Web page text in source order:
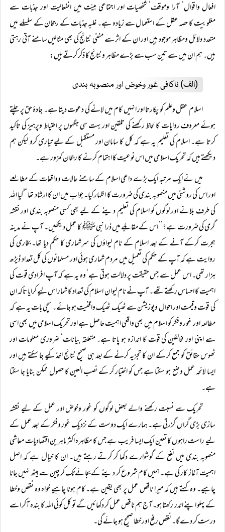
افعال واقوال‘ آرا وموقف‘ شخصیات اور اجتماعی ہیئت میں انفعالیت اور جذبات سے
مغلوبیت کا حصہ عقل کے استعمال سے زیادہ ہے۔ غلبہ جذبات کے رجحان کے سلسلے میں
متعدد دلائل ومظاہر موجود ہیں اور ان کے اثر سے منفی نتائج کی بھی مثالیں سامنے آتی رہتی
ہیں۔ ہم ان میں سے تین سب سے بڑے مظاہر ونتائج کا ذکر کرتے ہیں:
(الف) ناکافی غور وخوض اور منصوبہ بندی
اسلام عقل وعلم کو پکارتا اور انہیں کام میں لانے کی دعوت دیتا ہے۔ جادۂ حق پر چلتے
ہوئے معروف روایات کا لحاظ رکھنے کی تلقین اور بہت سی جگہوں پر احتیاط وپرہیز کی تاکید
کرتا ہے۔ اسلام کی تعلیم یہ ہے کہ کل کا سامان اور مستقبل کے لیے تیاری کرو لیکن ہم
دیکھتے ہیں کہ تحریک اسلامی میں اس نوعیت کا اہتمام کرنے کا رجحان کمزور ہے۔
میں نے ایک مرتبہ ایک بڑے داعی اسلام کے سامنے حالات وواقعات کے مطالعے
اور اس کی روشنی میں منصوبہ بندی کی ضرورت کا اظہار کیا۔ جواب میں ان کا ارشاد تھا ’’کیا اللہ
کی طرف بلانے اور لوگوں کو اسلام کی تعلیم دینے کے لیے بھی کسی منصوبہ بندی اور نقشہ
گری کی ضرورت ہے؟‘‘ اس کے مقابلے میں ذرا نبی ﷺ کا عمل دیکھیں۔ آپ نے مدینہ
ہجرت کرکے آنے کے بعد اسلام کے نام لیواؤں کی سرشماری کا حکم دیا تھا۔ بخاری کی
روایت ہے کہ آپ کے حکم کی تعمیل میں مردم شماری ہوئی اور مسلمانوں کی کل تعداد ڈیڑھ
ہزار تھی۔ اس عمل سے جس حقیقت پر دلالت ہوتی ہے‘ وہ یہ ہے کہ آپ افرادی قوت کی
اہمیت کا احساس رکھتے تھے۔ آپ نے نام لیوان اسلام کی تعداد کا شمار اس لیے کرایا تاکہ ان
کی قوت وقیمت اور احوال وپوزیشن سے ٹھیک ٹھیک واقفیت ہو جائے۔ سچی بات یہ ہے کہ
مطالعہ اور غور وفکر کو اسلام میں بھی واقعی اہمیت حاصل ہے اور تحریک اسلامی میں بھی اسی
سے اپنی اور مخالفین کی قوت کا اندازہ ہو پاتا ہے۔ متعلقہ بیانات‘ ضروری معلومات اور
ٹھوس حقائق کو جمع کر کے ان کا تجزیہ کرنے کے بعد ہی صحیح نتائج اخذ کیے جا سکتے ہیں اور
ایسا لائحہ عمل وضع ہو سکتا ہے جس کو اختیار کر کے نصب العین کا حصول ممکن بنایا جا سکتا
ہے۔
تحریک سے نسبت رکھنے والے بعض لوگوں کو غور وخوض اور عمل کے لیے نقشہ
سازی بڑی گراں گزرتی ہے۔ ہمارے ایک دوست کے نزدیک غور وفکر کے بعد عمل کے
لیے راست راہوں کا تعین ایک ایسا فریب ہے جس کا مظاہرہ اکثر ماہرین اقتصادیات معاشی
منصوبہ بندی میں نفع کے گوشوارے دکھا کر کرتے رہتے ہیں۔ ان کا خیال ہے کہ اصل
اہمیت آغاز کار کی ہے۔ ہمیں کام شروع کر دینے کے بجائے ٹک کر چین سے بیٹھ نہیں جانا
چاہیے۔ وہ کہتے ہیں کہ میرا ناقص عمل پر بھی یقین ہے۔ کام ہونا چاہیے خواہ وہ نقص وخطا
کے پہلو اپنے اندر رکھتا ہو۔ آج ہم ناقص عمل کر دکھائیں گے تو کل کوئی اللہ کا بندہ آکر اسے
درست کر دے گا۔ نقص رفع اور خطا صحیح ہو جائے گی۔